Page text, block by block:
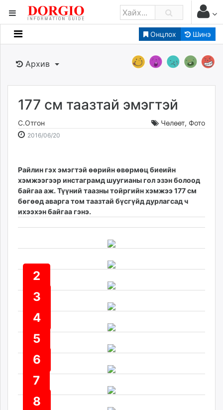
Онцлох Шинэ
Мэдээллийн
Банк санхүү
Бизнес ААН
Төрийн
caak.mn
news.mn
zindaa.mn
Baabar.mn
tovch.mn
Eguur.mn
24tsag.mn
shuud.mn
ergelt.mn
zarig.mn
today.mn
zuv.mn
ugluu.mn
urlag.mn
unen.mn
Архив
177 см таазтай эмэгтэй
С.Отгон Чөлөөт, Фото
2016/06/20
16:09:07
05:57:41
Райлин гэх эмэгтэй өөрийн өвөрмөц биеийн
хэмжээгээр инстаграмд шуугианы гол эзэн болоод
байгаа аж. Түүний таазны тойргийн хэмжээ 177 см
бөгөөд аварга том таазтай бүсгүйд дурлагсад ч
ихээхэн байгаа гэнэ.
2
3
4
5
6
7
8